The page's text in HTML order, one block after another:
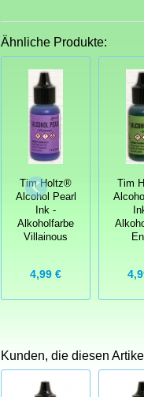
Ähnliche Produkte:
Tim Holtz®
Alcohol Pearl
Ink -
Alkoholfarbe
Villainous
4,99 €
Tim
Kunden, die diesen